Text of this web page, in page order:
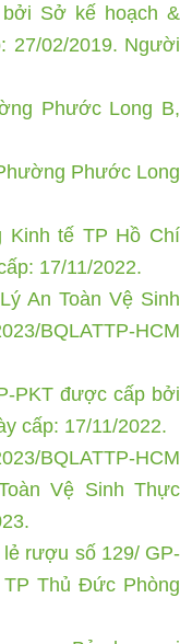
bởi Sở kế hoạch &
27/02/2019. Người
Phước Long B,
Phước Long
Kinh tế TP Hồ Chí
17/11/2022.
An Toàn Vệ Sinh
BQLATTP-HCM
PKT được cấp bởi
cấp: 17/11/2022.
BQLATTP-HCM
Vệ Sinh Thực
lẻ rượu số 129/ GP-
Thủ Đức Phòng